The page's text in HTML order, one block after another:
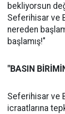
bekliyorsun
Seferihisar ve
nereden
başlamış!"
"BASIN
Seferihisar ve
icraatlarına